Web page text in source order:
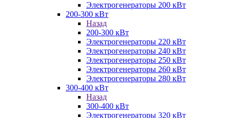
Электрогенераторы 200 кВт
200-300 кВт
Назад
200-300 кВт
Электрогенераторы 220 кВт
Электрогенераторы 240 кВт
Электрогенераторы 250 кВт
Электрогенераторы 260 кВт
Электрогенераторы 280 кВт
300-400 кВт
Назад
300-400 кВт
Электрогенераторы 320 кВт